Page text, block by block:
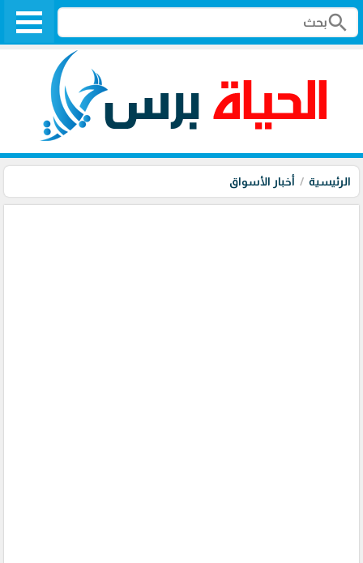
search
الرئيسية أخبار الأسواق